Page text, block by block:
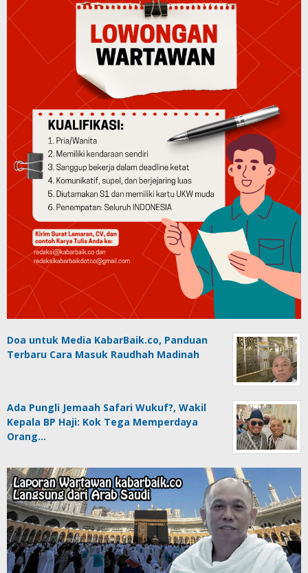
Doa untuk Media KabarBaik.co, Panduan
Terbaru Cara Masuk Raudhah Madinah
Ada Pungli Jemaah Safari Wukuf?, Wakil
Kepala BP Haji: Kok Tega Memperdaya
Orang…